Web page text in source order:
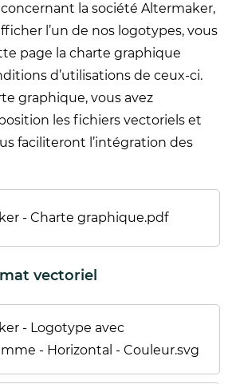
la société Altermaker,
l’un de nos logotypes, vous
page la charte graphique
d’utilisations de ceux-ci.
graphique, vous avez
les fichiers vectoriels et
faciliteront l’intégration des
- Charte graphique.pdf
vectoriel
- Logotype avec
- Horizontal - Couleur.svg